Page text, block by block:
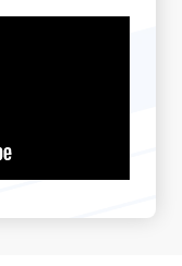
に、後日話の内
ングすることが
係を明確にする
身振り手振りや
。各個人が持つ
ミュニケーショ
や背景を十分に
だけではなく、
思決定が求めら
ンタルの悪循環
積みになること
する点にも十分